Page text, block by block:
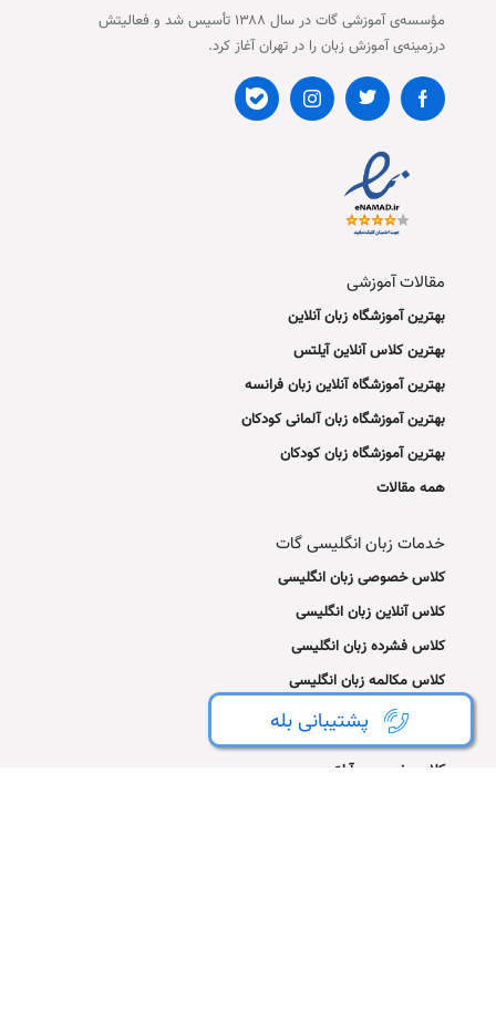
مؤسسه‌ی آموزشی گات در سال ۱۳۸۸ تأسیس شد و فعالیتش
درزمینه‌ی آموزش زبان را در تهران آغاز کرد.
مقالات آموزشی
بهترین آموزشگاه زبان آنلاین
بهترین کلاس آنلاین آیلتس
بهترین آموزشگاه آنلاین زبان فرانسه
بهترین آموزشگاه زبان آلمانی کودکان
بهترین آموزشگاه زبان کودکان
همه مقالات
خدمات زبان انگلیسی گات
کلاس خصوصی زبان انگلیسی
کلاس آنلاین زبان انگلیسی
کلاس فشرده زبان انگلیسی
کلاس مکالمه زبان انگلیسی
کلاس های گات
کلاس خصوصی آیلتس
پشتیبانی بله